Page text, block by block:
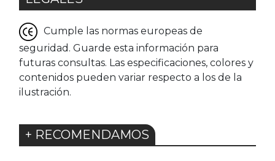
Cumple las normas europeas de
seguridad. Guarde esta información para
futuras consultas. Las especificaciones, colores y
contenidos pueden variar respecto a los de la
ilustración.
+ RECOMENDAMOS